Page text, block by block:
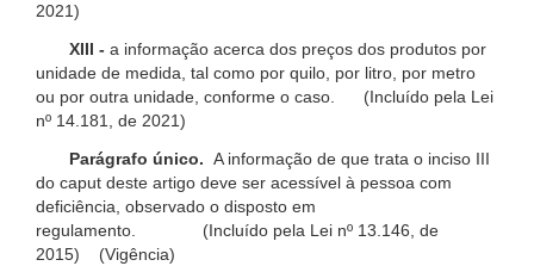
2021)
XIII - a informação acerca dos preços dos produtos por
unidade de medida, tal como por quilo, por litro, por metro
ou por outra unidade, conforme o caso. (Incluído pela Lei
nº 14.181, de 2021)
Parágrafo único. A informação de que trata o inciso III
do caput deste artigo deve ser acessível à pessoa com
deficiência, observado o disposto em
regulamento. (Incluído pela Lei nº 13.146, de
2015) (Vigência)